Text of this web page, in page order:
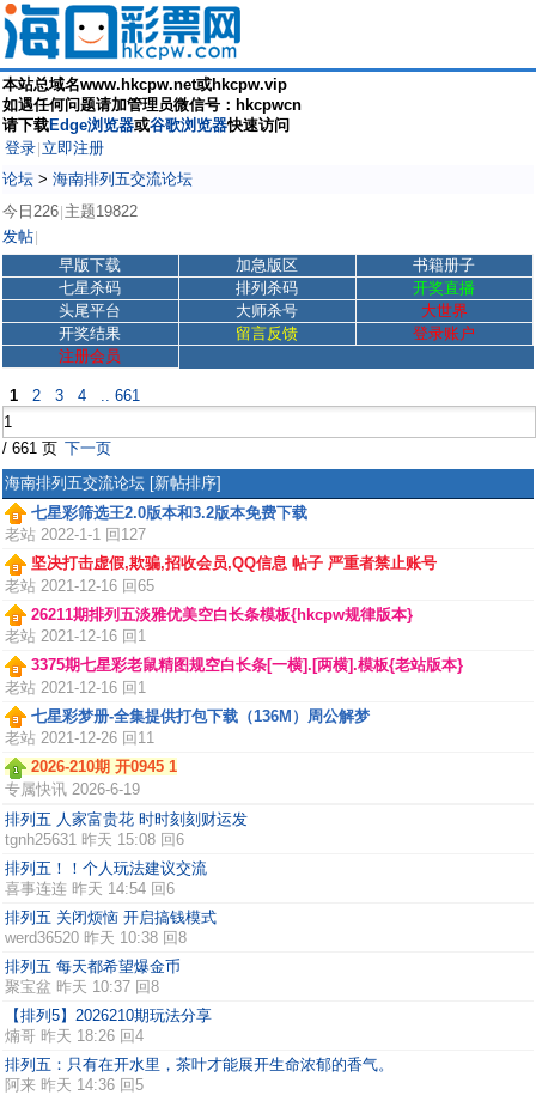
本站总域名www.hkcpw.net或hkcpw.vip
如遇任何问题请加管理员微信号：hkcpwcn
请下载Edge浏览器或谷歌浏览器快速访问
登录 立即注册
论坛 > 海南排列五交流论坛
今日226 主题19822
发帖
早版下载 加急版区
书籍册子
七星杀码
排列杀码
开奖直播
头尾平台
大师杀号
大世界
开奖结果
留言反馈
登录账户
注册会员
1 2 3 4 .. 661
/ 661 页 下一页
海南排列五交流论坛 [新帖排序]
七星彩筛选王2.0版本和3.2版本免费下载
老站 2022-1-1 回127
坚决打击虚假,欺骗,招收会员,QQ信息 帖子 严重者禁止账号
老站 2021-12-16 回65
26211期排列五淡雅优美空白长条模板{hkcpw规律版本}
老站 2021-12-16 回1
3375期七星彩老鼠精图规空白长条[一横].[两横].模板{老站版本}
老站 2021-12-16 回1
七星彩梦册-全集提供打包下载（136M）周公解梦
老站 2021-12-26 回11
2026-210期 开0945 1
专属快讯 2026-6-19
排列五 人家富贵花 时时刻刻财运发
tgnh25631 昨天 15:08 回6
排列五！！个人玩法建议交流
喜事连连 昨天 14:54 回6
排列五 关闭烦恼 开启搞钱模式
werd36520 昨天 10:38 回8
排列五 每天都希望爆金币
聚宝盆 昨天 10:37 回8
【排列5】2026210期玩法分享
煵哥 昨天 18:26 回4
排列五：只有在开水里，茶叶才能展开生命浓郁的香气。
阿来 昨天 14:36 回5